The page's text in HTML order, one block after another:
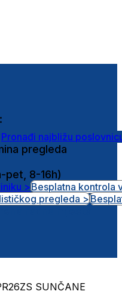
Pronađi najbližu
pregleda
pet, 8-16h)
>Besplatna kontrola
pregleda >
SUNČANE